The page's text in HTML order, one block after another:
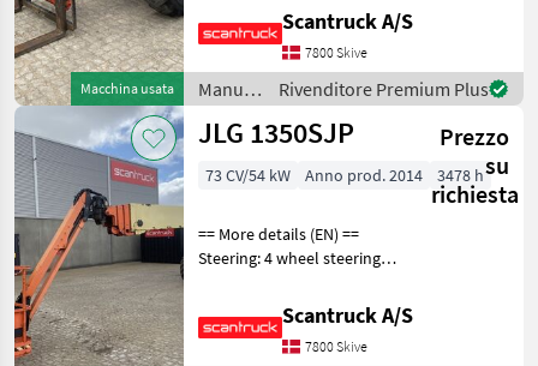
Macchina usata
equipment, forks: Gafler
Wheel front brand: Dunlop
Wheel front type: Tractor
patern
Scantruck A/S
7800 Skive
Manutenzione
alberi /
Manitou
Rivenditore Premium Plus
JLG 1350SJP
Prezzo
su
richiesta
73 CV/54 kW Anno prod. 2014 3478 h
== More details (EN) ==
Steering: 4 wheel steering
360 Tilt jib (degrees): 180
Platform height: 41150 mm
Outlay: 24380 mm 230V to
Scantruck A/S
7800 Skive